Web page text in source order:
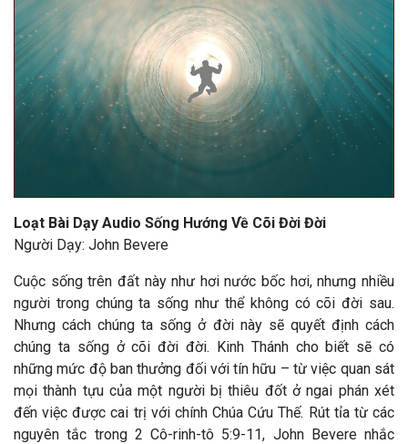
Loạt Bài Dạy Audio Sống Hướng Về Cõi Đời Đời
Người Dạy: John Bevere
Cuộc sống trên đất này như hơi nước bốc hơi, nhưng nhiều
người trong chúng ta sống như thể không có cõi đời sau.
Nhưng cách chúng ta sống ở đời này sẽ quyết định cách
chúng ta sống ở cõi đời đời. Kinh Thánh cho biết sẽ có
những mức độ ban thưởng đối với tín hữu – từ việc quan sát
mọi thành tựu của một người bị thiêu đốt ở ngai phán xét
đến việc được cai trị với chính Chúa Cứu Thế. Rút tỉa từ các
nguyên tắc trong 2 Cô-rinh-tô 5:9-11, John Bevere nhắc